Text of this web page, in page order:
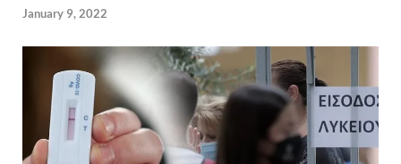
January 9, 2022